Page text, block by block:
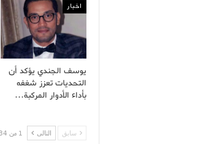
اخبار
يوسف الجندي يؤكد أن
التحديات تعزز شغفه
بأداء الأدوار المركبة…
سابق التالى 1 من 6٬934